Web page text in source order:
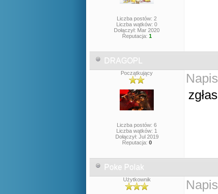
Liczba postów: 2
Liczba wątków: 0
Dołączył: Mar 2020
Reputacja: 1
DRAGOPL
Początkujący
Liczba postów: 6
Liczba wątków: 1
Dołączył: Jul 2019
Reputacja: 0
Poke Polak
Użytkownik